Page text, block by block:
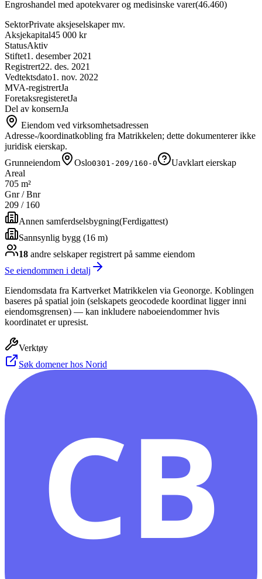
Engroshandel med apotekvarer og medisinske varer(46.460)
SektorPrivate aksjeselskaper mv.
Aksjekapital45 000 kr
StatusAktiv
Stiftet1. desember 2021
Registrert22. des. 2021
Vedtektsdato1. nov. 2022
MVA-registrertJa
ForetaksregisteretJa
Del av konsernJa
Eiendom ved virksomhetsadressen
Adresse-/koordinatkobling fra Matrikkelen; dette dokumenterer ikke
juridisk eierskap.
Grunneiendom
Oslo0301-209/160-0
Uavklart eierskap
Areal
705 m²
Gnr / Bnr
209 / 160
Annen samferdselsbygning(Ferdigattest)
Sannsynlig bygg (16 m)
18 andre selskaperregistrert på samme eiendom
Se eiendommen i detalj
Eiendomsdata fra Kartverket Matrikkelen via Geonorge. Koblingen
baseres på spatial join (selskapets geocodede koordinat ligger inni
eiendomsgrensen) — kan inkludere naboeiendommer hvis
koordinatet er upresist.
Verktøy
Søk domener hos Norid
CB